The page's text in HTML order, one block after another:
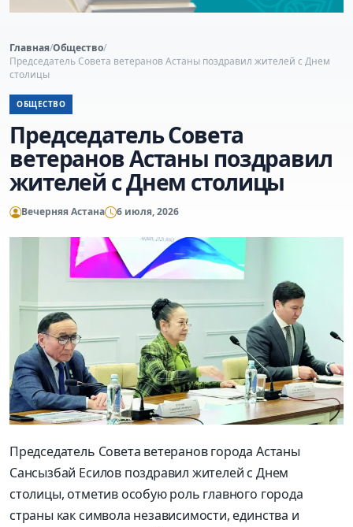
Главная/Общество/
Председатель Совета ветеранов Астаны поздравил жителей с Днем
столицы
ОБЩЕСТВО
Председатель Совета
ветеранов Астаны поздравил
жителей с Днем столицы
Вечерняя Астана 6 июля, 2026
Председатель Совета ветеранов города Астаны
Сансызбай Есилов поздравил жителей с Днем
столицы, отметив особую роль главного города
страны как символа независимости, единства и